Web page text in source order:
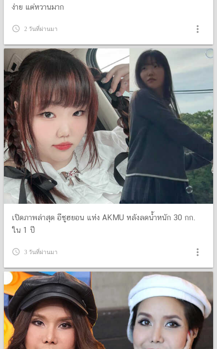
ง่าย แต่หวานมาก
query_builder 2 วันที่ผ่านมา more_vert
เปิดภาพล่าสุด อีซูฮยอน แห่ง AKMU หลังลดน้ำหนัก 30 กก.
ใน 1 ปี
query_builder 3 วันที่ผ่านมา more_vert